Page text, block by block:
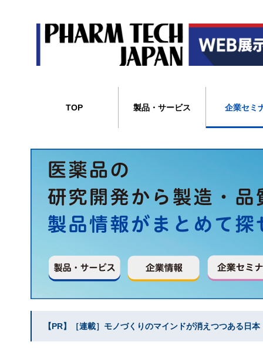
TOP 製品・サービス 企業セミ
【PR】［連載］モノづくりのマインドが消えつつある日